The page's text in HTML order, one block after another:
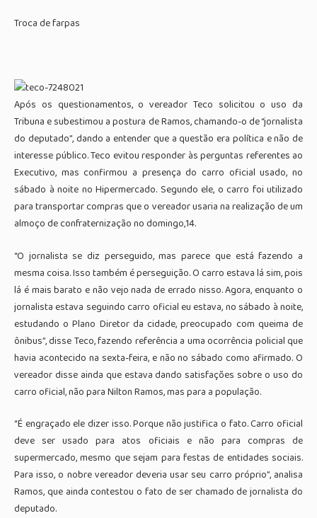
Troca de farpas
Após os questionamentos, o vereador Teco solicitou o uso da
Tribuna e subestimou a postura de Ramos, chamando-o de “jornalista
do deputado”, dando a entender que a questão era política e não de
interesse público. Teco evitou responder às perguntas referentes ao
Executivo, mas confirmou a presença do carro oficial usado, no
sábado à noite no Hipermercado. Segundo ele, o carro foi utilizado
para transportar compras que o vereador usaria na realização de um
almoço de confraternização no domingo,14.
“O jornalista se diz perseguido, mas parece que está fazendo a
mesma coisa. Isso também é perseguição. O carro estava lá sim, pois
lá é mais barato e não vejo nada de errado nisso. Agora, enquanto o
jornalista estava seguindo carro oficial eu estava, no sábado à noite,
estudando o Plano Diretor da cidade, preocupado com queima de
ônibus”, disse Teco, fazendo referência a uma ocorrência policial que
havia acontecido na sexta-feira, e não no sábado como afirmado. O
vereador disse ainda que estava dando satisfações sobre o uso do
carro oficial, não para Nilton Ramos, mas para a população.
“É engraçado ele dizer isso. Porque não justifica o fato. Carro oficial
deve ser usado para atos oficiais e não para compras de
supermercado, mesmo que sejam para festas de entidades sociais.
Para isso, o nobre vereador deveria usar seu carro próprio”, analisa
Ramos, que ainda contestou o fato de ser chamado de jornalista do
deputado.